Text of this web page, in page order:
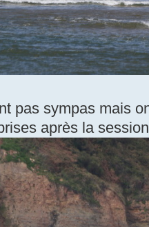
pas sympas mais
après la